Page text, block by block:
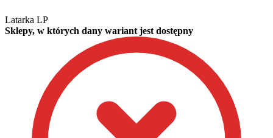
Latarka LP
Sklepy, w których dany wariant jest dostępny